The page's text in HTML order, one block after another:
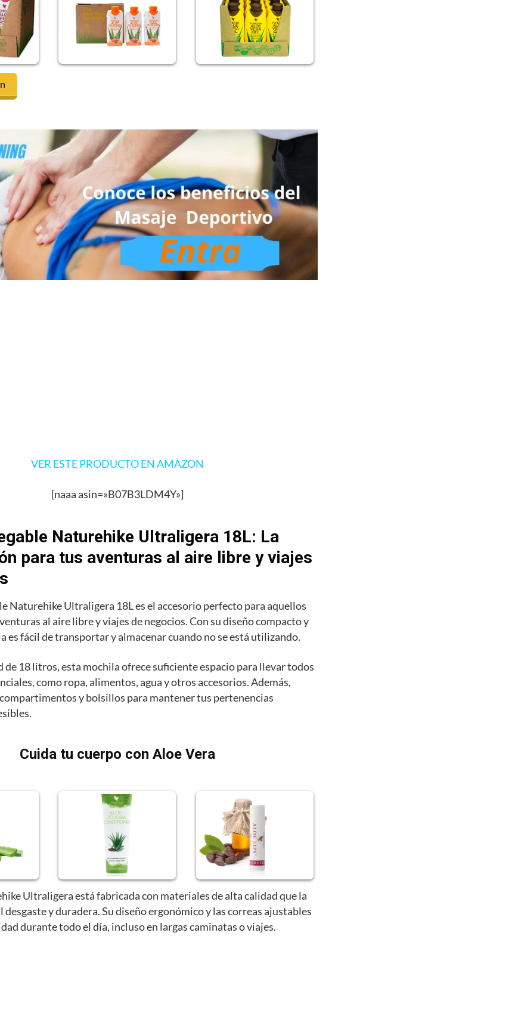
VER ESTE PRODUCTO EN AMAZON
[naaa asin=»B07B3LDM4Y»]
Naturehike Ultraligera 18L: La
para tus aventuras al aire libre y viajes
Naturehike Ultraligera 18L es el accesorio perfecto para aquellos
al aire libre y viajes de negocios. Con su diseño compacto y
es fácil de transportar y almacenar cuando no se está utilizando.
de 18 litros, esta mochila ofrece suficiente espacio para llevar todos
como ropa, alimentos, agua y otros accesorios. Además,
y bolsillos para mantener tus pertenencias
Cuida tu cuerpo con Aloe Vera
Ultraligera está fabricada con materiales de alta calidad que la
desgaste y duradera. Su diseño ergonómico y las correas ajustables
durante todo el día, incluso en largas caminatas o viajes.